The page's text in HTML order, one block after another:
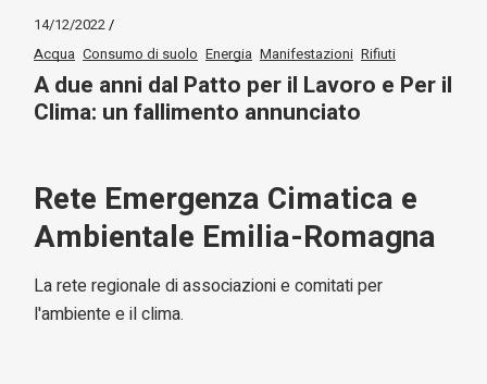
14/12/2022
Acqua Consumo di suolo Energia Manifestazioni Rifiuti
A due anni dal Patto per il Lavoro e Per il
Clima: un fallimento annunciato
Rete Emergenza Cimatica e
Ambientale Emilia-Romagna
La rete regionale di associazioni e comitati per
l'ambiente e il clima.